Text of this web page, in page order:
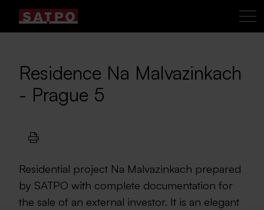
Residence Na Malvazinkach
- Prague 5
Residential project Na Malvazinkach prepared
by SATPO with complete documentation for
the sale of an external investor. It is an elegant